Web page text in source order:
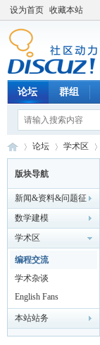
设为首页 收藏本站
论坛 群组
数 »
论坛
›
学术区
›
版块导航
新闻&资料&问题征
解&企校合作
数学建模
学术区
编程交流
学术杂谈
English Fans
本站站务